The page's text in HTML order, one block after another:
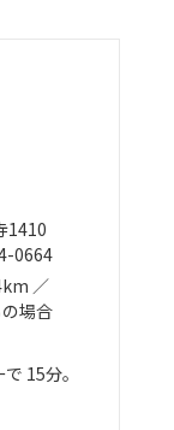
1410
0664
／
場合
で 15分。